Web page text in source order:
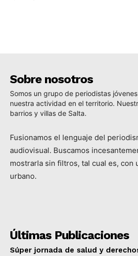
Sobre nosotros
Somos un grupo de periodistas
nuestra actividad en el territorio.
barrios y villas de Salta.
Fusionamos el lenguaje del
audiovisual. Buscamos
mostrarla sin filtros, tal cual es, con
urbano.
Últimas Publicaciones
Súper jornada de salud y